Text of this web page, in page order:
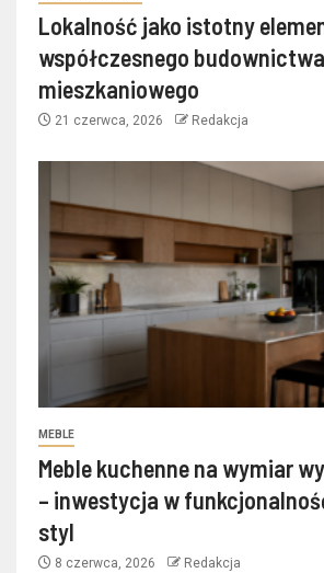
Lokalność jako istotny
współczesnego budownictwa
mieszkaniowego
21 czerwca, 2026 Redakcja
MEBLE
Meble kuchenne na wymiar
– inwestycja w
styl
8 czerwca, 2026 Redakcja